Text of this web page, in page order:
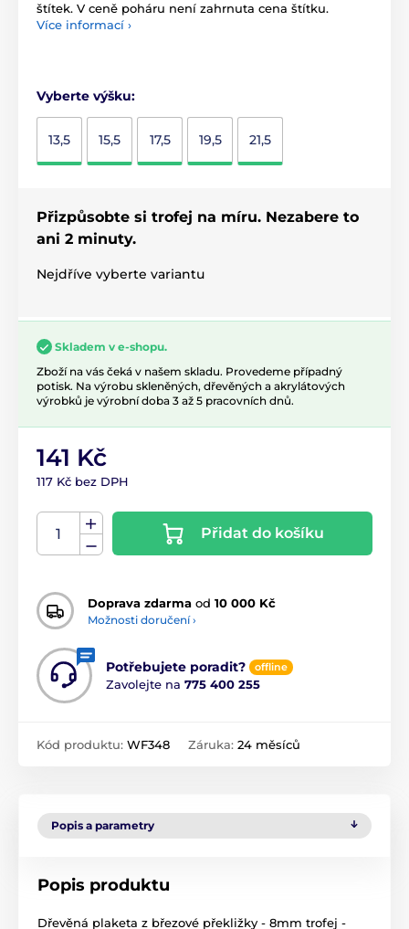
štítek. V ceně poháru není zahrnuta cena štítku.
Více informací ›
Vyberte výšku:
13,5 15,5 17,5 19,5 21,5
Přizpůsobte si trofej na míru. Nezabere to
ani 2 minuty.
Nejdříve vyberte variantu
Skladem v e-shopu.
Zboží na vás čeká v našem skladu. Provedeme případný
potisk. Na výrobu skleněných, dřevěných a akrylátových
výrobků je výrobní doba 3 až 5 pracovních dnů.
141 Kč
117 Kč bez DPH
Přidat do košíku
Doprava zdarma od 10 000 Kč
Možnosti doručení ›
Potřebujete poradit? offline
Zavolejte na 775 400 255
Kód produktu: WF348 Záruka: 24 měsíců
Popis a parametry
Popis produktu
Dřevěná plaketa z březové překližky - 8mm trofej -